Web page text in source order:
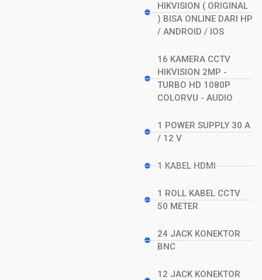
HIKVISION ( ORIGINAL
) BISA ONLINE DARI HP
/ ANDROID / IOS
16 KAMERA CCTV
HIKVISION 2MP -
TURBO HD 1080P
COLORVU - AUDIO
1 POWER SUPPLY 30 A
/ 12 V
1 KABEL HDMI
1 ROLL KABEL CCTV
50 METER
24 JACK KONEKTOR
BNC
12 JACK KONEKTOR